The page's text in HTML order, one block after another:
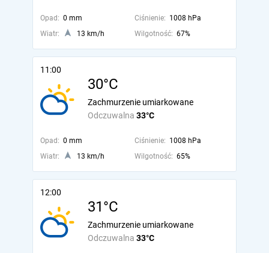
Opad: 0 mm Ciśnienie: 1008 hPa
Wiatr:
13 km/h Wilgotność: 67%
11:00
30°C
Odczuwalna 33°C
Zachmurzenie umiarkowane
Opad: 0 mm Ciśnienie: 1008 hPa
Wiatr:
13 km/h Wilgotność: 65%
12:00
31°C
Odczuwalna 33°C
Zachmurzenie umiarkowane